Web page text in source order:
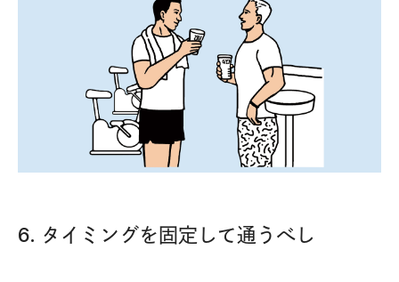
6. タイミングを固定して通うべし